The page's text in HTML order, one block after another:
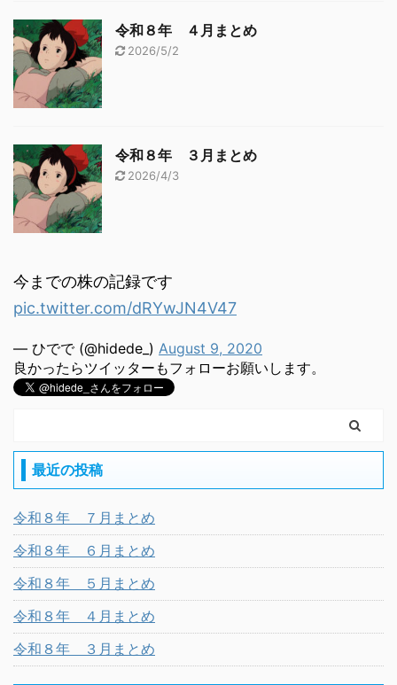
令和８年 ４月まとめ
2026/5/2
令和８年 ３月まとめ
2026/4/3
今までの株の記録です
pic.twitter.com/dRYwJN4V47
— ひでで (@hidede_) August 9, 2020
良かったらツイッターもフォローお願いします。
最近の投稿
令和８年 ７月まとめ
令和８年 ６月まとめ
令和８年 ５月まとめ
令和８年 ４月まとめ
令和８年 ３月まとめ